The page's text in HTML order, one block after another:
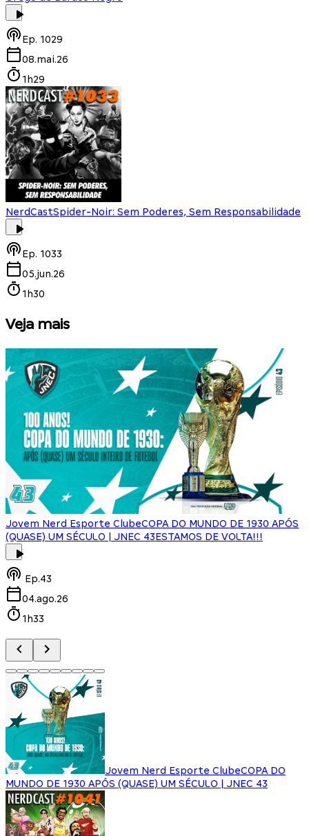
Ep. 1029
08.mai.26
1h29
NerdCastSpider-Noir: Sem Poderes, Sem Responsabilidade
Ep. 1033
05.jun.26
1h30
Veja mais
Jovem Nerd Esporte ClubeCOPA DO MUNDO DE 1930 APÓS
(QUASE) UM SÉCULO | JNEC 43ESTAMOS DE VOLTA!!!
Ep.43
04.ago.26
1h33
Jovem Nerd Esporte ClubeCOPA DO
MUNDO DE 1930 APÓS (QUASE) UM SÉCULO | JNEC 43